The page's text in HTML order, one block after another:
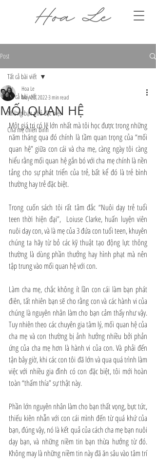
Post
Tất cả bài viết
Những bạn nhỏ đặc biệt
Cha mẹ chiến binh
Tất cả bài viết
MỐI QUAN HỆ
Hoa Le
May 23, 20223 min read
Một giá trị có lẽ lớn nhất mà tôi học được trong những
năm tháng qua đó chính là tầm quan trọng của “mối
quan hệ” giữa con cái và cha mẹ, càng ngày tôi càng
hiểu rằng mối quan hệ gắn bó với cha mẹ chính là nền
tảng cho sự phát triển của trẻ, bất kể đó là trẻ bình
thường hay trẻ đặc biệt.
Trong cuốn sách tôi rất tâm đắc “Nuôi dạy trẻ tuổi
teen thời hiện đại”,  Loiuse Clarke, huấn luyện viên
nuôi dạy con, và là mẹ của 3 đứa con tuổi teen, khuyên
chúng ta hãy từ bỏ các kỹ thuật tạo động lực thông
thường là dùng phần thưởng hay hình phạt mà nên
tập trung vào mối quan hệ với con.
Làm cha mẹ, chắc không ít lần con cái làm bạn phát
điên, tất nhiên bạn sẽ cho rằng con và các hành vi của
chúng là nguyên nhân làm cho bạn cảm thấy như vậy.
Tuy nhiên theo các chuyên gia tâm lý, mối quan hệ của
cha mẹ và con thường bị ảnh hưởng nhiều bởi phản
ứng của cha mẹ hơn là hành vi của con. Và phải đến
tận bây giờ, khi các con tôi đã lớn và qua quá trình làm
việc với nhiều gia đình có con đặc biệt, tôi mới hoàn
toàn “thấm thía” sự thật này.
Phần lớn nguyên nhân làm cho bạn thất vọng, bực tức,
thiếu kiên nhẫn với con cái mình đến từ quá khứ của
bạn, đúng vậy, nó là kết quả của cách cha mẹ bạn nuôi
dạy bạn, và những niềm tin bạn thừa hưởng từ đó.
Không may là những niềm tin này đã ăn sâu vào tâm trí